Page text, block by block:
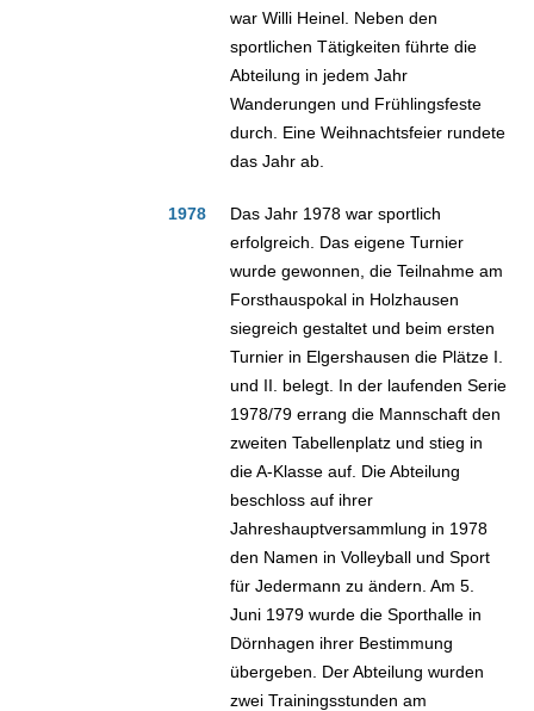
war Willi Heinel. Neben den
sportlichen Tätigkeiten führte die
Abteilung in jedem Jahr
Wanderungen und Frühlingsfeste
durch. Eine Weihnachtsfeier rundete
das Jahr ab.
1978
Das Jahr 1978 war sportlich
erfolgreich. Das eigene Turnier
wurde gewonnen, die Teilnahme am
Forsthauspokal in Holzhausen
siegreich gestaltet und beim ersten
Turnier in Elgershausen die Plätze I.
und II. belegt. In der laufenden Serie
1978/79 errang die Mannschaft den
zweiten Tabellenplatz und stieg in
die A-Klasse auf. Die Abteilung
beschloss auf ihrer
Jahreshauptversammlung in 1978
den Namen in Volleyball und Sport
für Jedermann zu ändern. Am 5.
Juni 1979 wurde die Sporthalle in
Dörnhagen ihrer Bestimmung
übergeben. Der Abteilung wurden
zwei Trainingsstunden am